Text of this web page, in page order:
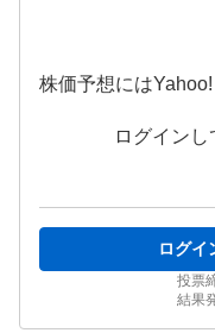
株価予想には
ログインし
ログイ
投票
結果